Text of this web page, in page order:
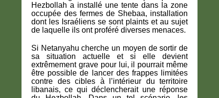
Hezbollah a installé une tente dans la zone
occupée des fermes de Shebaa, installation
dont les Israéliens se sont plaints et au sujet
de laquelle ils ont proféré diverses menaces.
Si Netanyahu cherche un moyen de sortir de
sa situation actuelle et si elle devient
extrêmement grave pour lui, il pourrait même
être possible de lancer des frappes limitées
contre des cibles à l’intérieur du territoire
libanais, ce qui déclencherait une réponse